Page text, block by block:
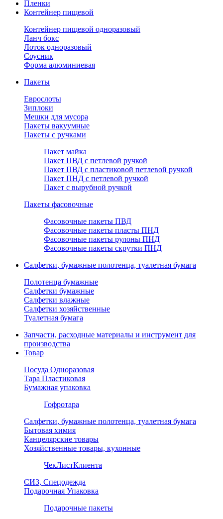
Пленки
Контейнер пищевой
Контейнер пищевой одноразовый
Ланч бокс
Лоток одноразовый
Соусник
Форма алюминиевая
Пакеты
Еврослоты
Зиплоки
Мешки для мусора
Пакеты вакуумные
Пакеты с ручками
Пакет майка
Пакет ПВД с петлевой ручкой
Пакет ПВД с пластиковой петлевой ручкой
Пакет ПНД с петлевой ручкой
Пакет с вырубной ручкой
Пакеты фасовочные
Фасовочные пакеты ПВД
Фасовочные пакеты пласты ПНД
Фасовочные пакеты рулоны ПНД
Фасовочные пакеты скрутки ПНД
Салфетки, бумажные полотенца, туалетная бумага
Полотенца бумажные
Салфетки бумажные
Салфетки влажные
Салфетки хозяйственные
Туалетная бумага
Запчасти, расходные материалы и инструмент для
производства
Товар
Посуда Одноразовая
Тара Пластиковая
Бумажная упаковка
Гофротара
Салфетки, бумажные полотенца, туалетная бумага
Бытовая химия
Канцелярские товары
Хозяйственные товары, кухонные
ЧекЛистКлиента
СИЗ, Спецодежда
Подарочная Упаковка
Подарочные пакеты